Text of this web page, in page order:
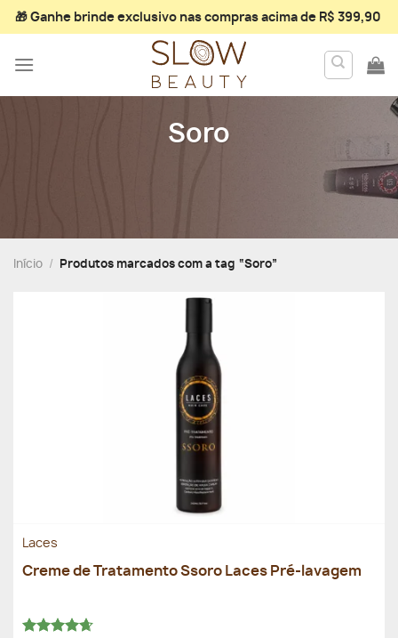
Skip
to
🎁 Ganhe brinde exclusivonas compras acima de R$ 399,90
Soro
Início / Produtos marcados com a tag “Soro”
Laces
Creme de Tratamento Ssoro Laces Pré-lavagem